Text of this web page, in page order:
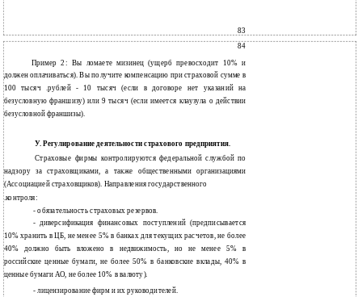
83
84
Пример 2: Вы ломаете мизинец (ущерб превосходит 10% и
должен оплачиваться). Вы получите компенсацию при страховой сумме в
100 тысяч .рублей - 10 тысяч (если в договоре нет указаний на
безусловную франшизу) или 9 тысяч (если имеется клаузула о действии
безусловной франшизы).
У. Регулирование деятельности страхового предприятия.
Страховые фирмы контролируются федеральной службой по
надзору за страховщиками, а также общественными организациями
(Ассоциацией страховщиков). Направления государственного
.контроля:
- обязательность страховых резервов.
- диверсификация финансовых поступлений (предписывается
10% хранить в ЦБ, не менее 5% в банках для текущих расчетов, не более
40% должно быть вложено в недвижимость, но не менее 5% в
российские ценные бумаги, не более 50% в банковские вклады, 40% в
ценные бумаги АО, не более 10% в валюту).
- лицензирование фирм и их руководителей.